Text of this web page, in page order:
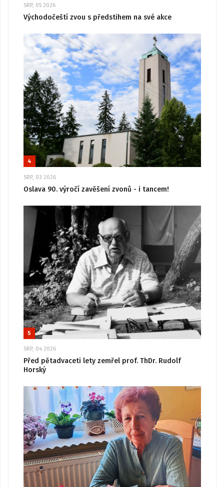
SRP, 05 2026
Východočeští zvou s předstihem na své akce
4
SRP, 03 2026
Oslava 90. výročí zavěšení zvonů - i tancem!
5
SRP, 04 2026
Před pětadvaceti lety zemřel prof. ThDr. Rudolf
Horský